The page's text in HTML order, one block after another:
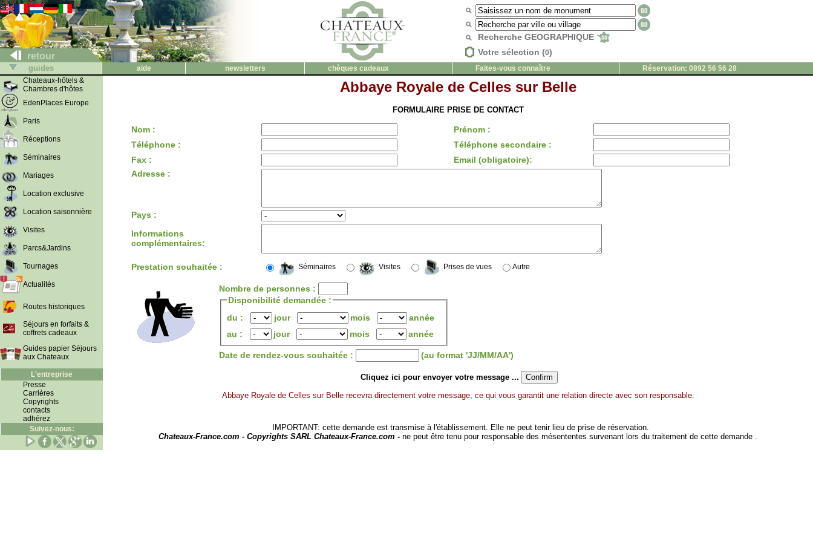
retour
Recherche GEOGRAPHIQUE
Votre sélection (0)
guides aide newsletters chèques cadeaux Faites-vous connaître
Réservation: 0892 56 56 28
Chateaux-hôtels &
Chambres d'hôtes
EdenPlaces Europe
Paris
Réceptions
Séminaires
Mariages
Location exclusive
Location saisonnière
Visites
Parcs&Jardins
Tournages
Actualités
Routes historiques
Séjours en forfaits &
coffrets cadeaux
Guides papier Séjours
aux Chateaux
L'entreprise
Presse
Carrières
Copyrights
contacts
adhérez
Suivez-nous:
Abbaye Royale de Celles sur Belle
FORMULAIRE PRISE DE CONTACT
Nom :
Prénom :
Téléphone :
Téléphone secondaire :
Fax :
Email (obligatoire):
Adresse :
Pays :
Informations
complémentaires:
Prestation souhaitée : Séminaires Visites Prises de vues Autre
Nombre de personnes :
Disponibilité demandée :
du :
jour mois
année
au :
jour mois année
Date de rendez-vous souhaitée : (au format 'JJ/MM/AA')
Cliquez ici pour envoyer votre message ...
Abbaye Royale de Celles sur Belle recevra directement votre message, ce qui vous garantit une relation directe avec son responsable.
IMPORTANT: cette demande est transmise à l'établissement. Elle ne peut tenir lieu de prise de réservation.
Chateaux-France.com - Copyrights SARL Chateaux-France.com - ne peut être tenu pour responsable des mésententes survenant lors du traitement de cette demande .